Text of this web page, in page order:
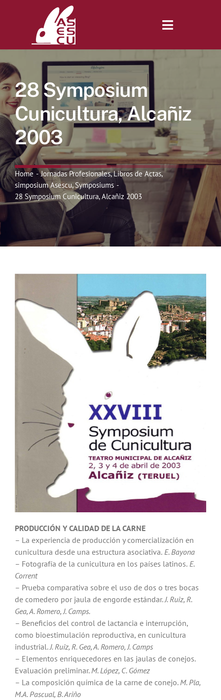
Toggle
Inicio
Revista
Tienda
Lonjas
Symposiums
Noticias
Contactar
WooCommerce My Account
WooCommerce Cart
28 Symposium
Cunicultura, Alcañiz
2003
Home Jornadas Profesionales Libros de Actas
simposium Asescu Symposiums
28 Symposium Cunicultura, Alcañiz 2003
PRODUCCIÓN Y CALIDAD DE LA CARNE
– La experiencia de producción y comercialización en
cunicultura desde una estructura asociativa.E. Bayona
– Fotografía de la cunicultura en los países latinos.E.
Corrent
– Prueba comparativa sobre el uso de dos o tres bocas
de comedero por jaula de engorde estándar. J. Ruiz, R.
Gea, A. Romero, J. Camps.
– Beneficios del control de lactancia e interrupción,
como bioestimulación reproductiva, en cunicultura
industrial. J. Ruiz, R. Gea, A. Romero, J. Camps
– Elementos enriquecedores en las jaulas de conejos.
Evaluación preliminar. M. López, C. Gómez
– La composición química de la carne de conejo. M. Pla,
M.A. Pascual, B. Ariño